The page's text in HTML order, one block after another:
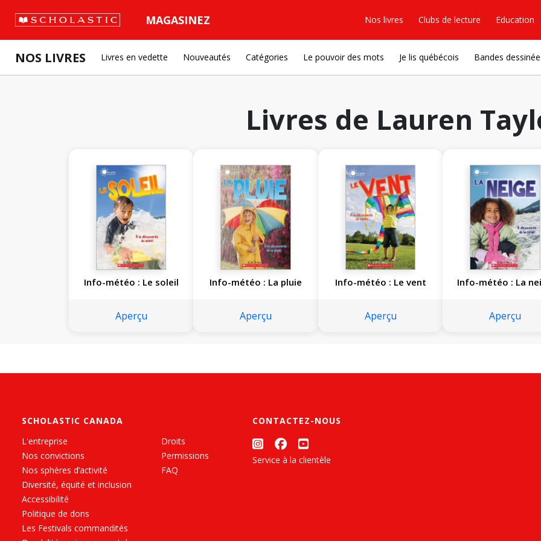
MAGASINEZ Nos livres Clubs de lecture Education
NOS LIVRES Livres en vedette Nouveautés Catégories Le pouvoir des mots Je lis québécois Bandes
Livres de Lauren
Info-météo : Le soleil
Aperçu
Info-météo : La pluie
Aperçu
Info-météo : Le vent
Aperçu
Info-météo : La
Aperçu
SCHOLASTIC CANADA
L'entreprise
Nos convictions
Nos sphères d’activité
Diversité, équité et inclusion
Accessibilité
Politique de dons
Les Festivals commandités
Droits
Permissions
FAQ
CONTACTEZ-NOUS
Service à la clientèle